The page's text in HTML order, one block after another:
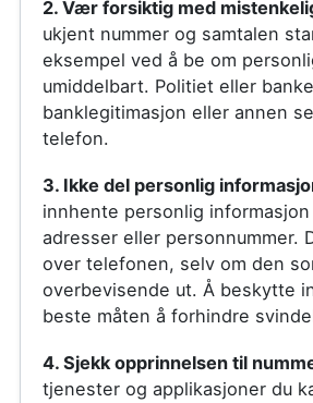
2. Vær forsiktig med
ukjent nummer og samtalen
eksempel ved å be om
umiddelbart. Politiet eller
banklegitimasjon eller annen
telefon.
3. Ikke del personlig
innhente personlig
adresser eller personnummer.
over telefonen, selv om den
overbevisende ut. Å beskytte
beste måten å forhindre
4. Sjekk opprinnelsen til
tjenester og applikasjoner du